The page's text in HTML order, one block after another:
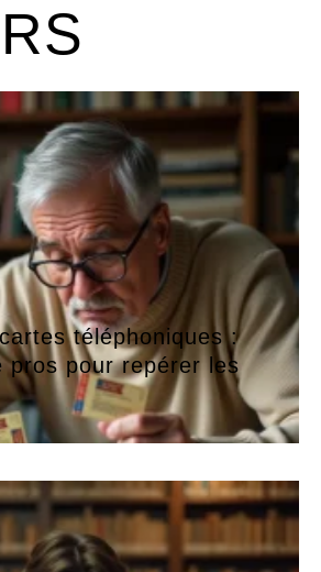
téléphoniques :
pros pour repérer les